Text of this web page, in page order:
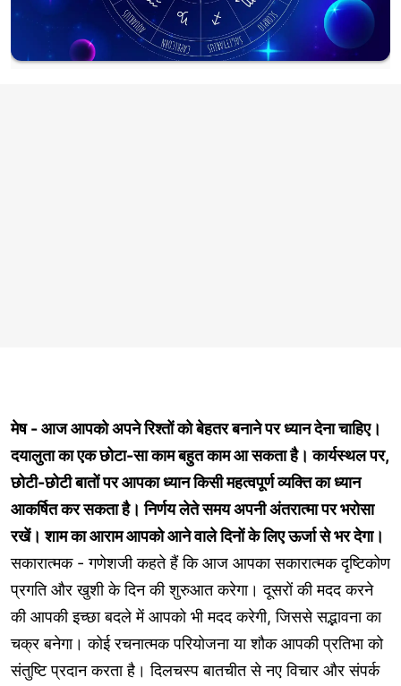
मेष - आज आपको अपने रिश्तों को बेहतर बनाने पर ध्यान देना चाहिए।
दयालुता का एक छोटा-सा काम बहुत काम आ सकता है। कार्यस्थल पर,
छोटी-छोटी बातों पर आपका ध्यान किसी महत्वपूर्ण व्यक्ति का ध्यान
आकर्षित कर सकता है। निर्णय लेते समय अपनी अंतरात्मा पर भरोसा
रखें। शाम का आराम आपको आने वाले दिनों के लिए ऊर्जा से भर देगा।
सकारात्मक - गणेशजी कहते हैं कि आज आपका सकारात्मक दृष्टिकोण
प्रगति और खुशी के दिन की शुरुआत करेगा। दूसरों की मदद करने
की आपकी इच्छा बदले में आपको भी मदद करेगी, जिससे सद्भावना का
चक्र बनेगा। कोई रचनात्मक परियोजना या शौक आपकी प्रतिभा को
संतुष्टि प्रदान करता है। दिलचस्प बातचीत से नए विचार और संपर्क